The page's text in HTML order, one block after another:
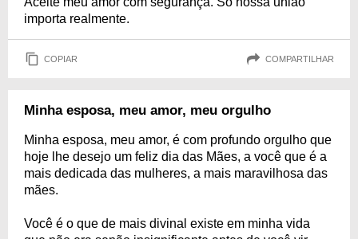
importa realmente.
COPIAR COMPARTILHAR
Minha esposa, meu amor, meu orgulho
Minha esposa, meu amor, é com profundo orgulho que
hoje lhe desejo um feliz dia das Mães, a você que é a
mais dedicada das mulheres, a mais maravilhosa das
mães.
Você é o que de mais divinal existe em minha vida